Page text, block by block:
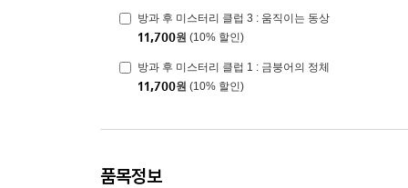
방과 후 미스터리 클럽 3 : 움직이는 동상
11,700원 (10% 할인)
방과 후 미스터리 클럽 1 : 금붕어의 정체
11,700원 (10% 할인)
품목정보